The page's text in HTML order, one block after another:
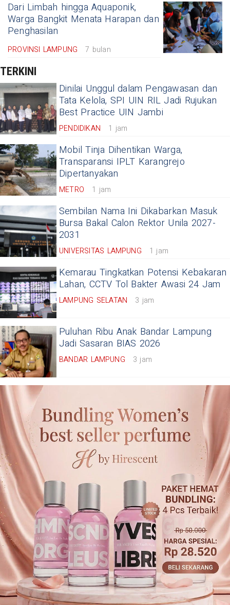
Dari Limbah hingga Aquaponik,
Warga Bangkit Menata Harapan dan
Penghasilan
PROVINSI LAMPUNG 7 bulan
TERKINI
Dinilai Unggul dalam Pengawasan dan
Tata Kelola, SPI UIN RIL Jadi Rujukan
Best Practice UIN Jambi
PENDIDIKAN 1 jam
Mobil Tinja Dihentikan Warga,
Transparansi IPLT Karangrejo
Dipertanyakan
METRO 1 jam
Sembilan Nama Ini Dikabarkan Masuk
Bursa Bakal Calon Rektor Unila 2027-
2031
UNIVERSITAS LAMPUNG 1 jam
Kemarau Tingkatkan Potensi Kebakaran
Lahan, CCTV Tol Bakter Awasi 24 Jam
LAMPUNG SELATAN 3 jam
Puluhan Ribu Anak Bandar Lampung
Jadi Sasaran BIAS 2026
BANDAR LAMPUNG 3 jam